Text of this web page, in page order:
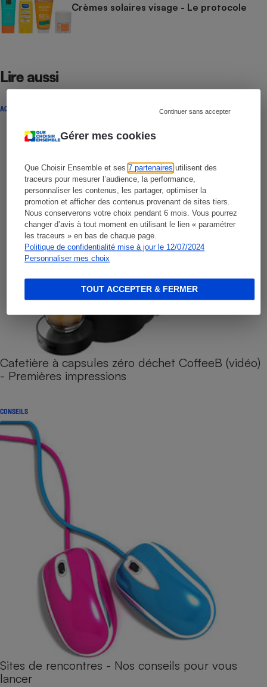
Gérer mes cookies
Que Choisir Ensemble et ses7 partenaires utilisent des
traceurs pour mesurer l’audience, la performance,
personnaliser les contenus, les partager, optimiser la
promotion et afficher des contenus provenant de sites tiers.
Nous conserverons votre choix pendant 6 mois. Vous pourrez
changer d’avis à tout moment en utilisant le lien « paramétrer
les traceurs » en bas de chaque page.
Politique de confidentialité mise à jour le 12/07/2024
Personnaliser mes choix
Continuer sans accepter
TOUT ACCEPTER & FERMER
Crèmes solaires visage - Le protocole
Lire aussi
ACTUALITÉ
Cafetière à capsules zéro déchet CoffeeB (vidéo)
- Premières impressions
CONSEILS
Sites de rencontres - Nos conseils pour vous
lancer